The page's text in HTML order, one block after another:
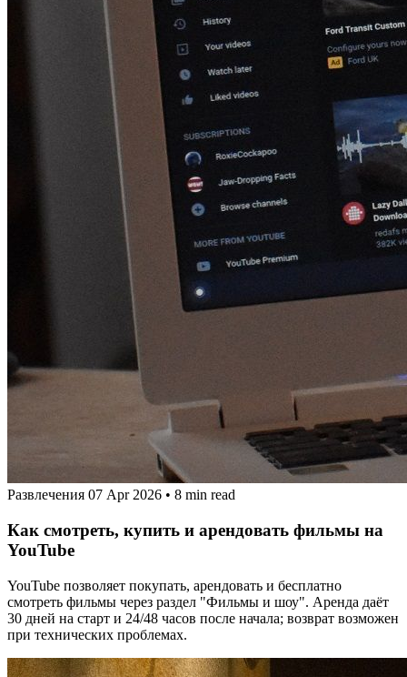
Развлечения 07 Apr 2026 • 8 min read
Как смотреть, купить и арендовать фильмы на
YouTube
YouTube позволяет покупать, арендовать и бесплатно
смотреть фильмы через раздел "Фильмы и шоу". Аренда даёт
30 дней на старт и 24/48 часов после начала; возврат возможен
при технических проблемах.